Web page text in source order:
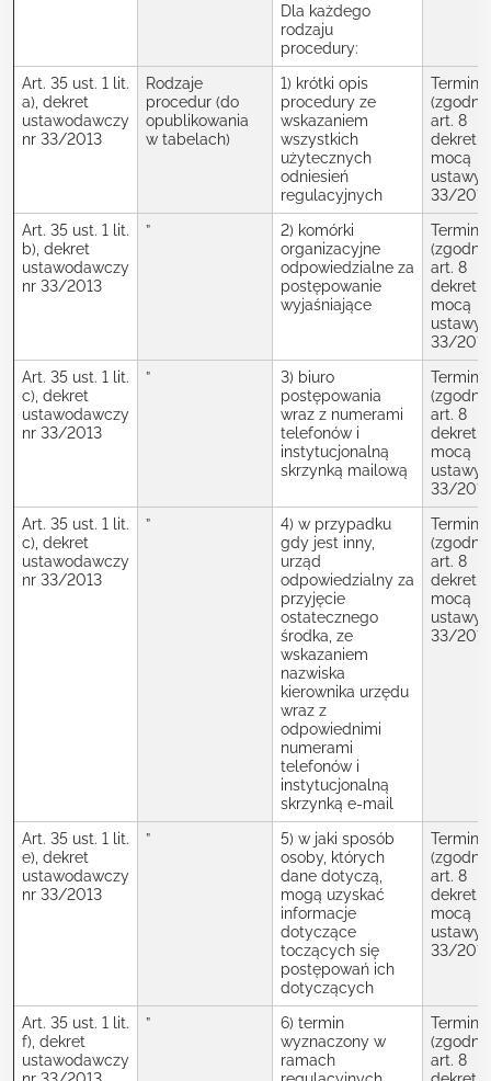
Dla każdego
rodzaju
procedury:
Art. 35 ust. 1 lit.
a), dekret
ustawodawczy
nr 33/2013
Rodzaje
procedur (do
opublikowania
w tabelach)
1) krótki opis
procedury ze
wskazaniem
wszystkich
użytecznych
odniesień
regulacyjnych
art. 8
dekretu
mocą
ustawy
33/
Art. 35 ust. 1 lit.
b), dekret
ustawodawczy
nr 33/2013
”
2) komórki
organizacyjne
odpowiedzialne za
postępowanie
wyjaśniające
art. 8
dekretu
mocą
ustawy
33/
Art. 35 ust. 1 lit.
c), dekret
ustawodawczy
nr 33/2013
”
3) biuro
postępowania
wraz z numerami
telefonów i
instytucjonalną
skrzynką mailową
art. 8
dekretu
mocą
ustawy
33/
Art. 35 ust. 1 lit.
c), dekret
ustawodawczy
nr 33/2013
”
4) w przypadku
gdy jest inny,
urząd
odpowiedzialny za
przyjęcie
ostatecznego
środka, ze
wskazaniem
nazwiska
kierownika urzędu
wraz z
odpowiednimi
numerami
telefonów i
instytucjonalną
skrzynką e-mail
art. 8
dekretu
mocą
ustawy
33/
Art. 35 ust. 1 lit.
e), dekret
ustawodawczy
nr 33/2013
”
5) w jaki sposób
osoby, których
dane dotyczą,
mogą uzyskać
informacje
dotyczące
toczących się
postępowań ich
dotyczących
art. 8
dekretu
mocą
ustawy
33/
Art. 35 ust. 1 lit.
f), dekret
ustawodawczy
”
6) termin
wyznaczony w
ramach
art. 8